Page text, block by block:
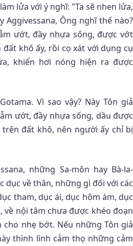
lửa với ý nghĩ: "Ta sẽ nhen lửa,
Aggivessana, Ông nghĩ thế nào?
ướt, đầy nhựa sống, được vớt
khô ấy, rồi cọ xát với dụng cụ
khiến hơi nóng hiện ra được
Vì sao vậy? Này Tôn giả
ướt, đầy nhựa sống, dầu được
đất khô, nên người ấy chỉ bị
những Sa-môn hay Bà-la-
dục về thân, những gì đối với các
tham, dục ái, dục hôm ám, dục
về nội tâm chưa được khéo đoạn
nhẹ bớt. Nếu những Tôn giả
thình lình cảm thọ những cảm